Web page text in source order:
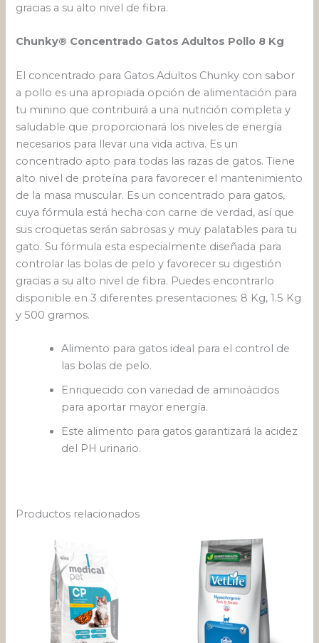
gracias a su alto nivel de fibra.
Chunky® Concentrado Gatos Adultos Pollo 8 Kg
El concentrado para Gatos Adultos Chunky con sabor
a pollo es una apropiada opción de alimentación para
tu minino que contribuirá a una nutrición completa y
saludable que proporcionará los niveles de energía
necesarios para llevar una vida activa. Es un
concentrado apto para todas las razas de gatos. Tiene
alto nivel de proteína para favorecer el mantenimiento
de la masa muscular. Es un concentrado para gatos,
cuya fórmula está hecha con carne de verdad, así que
sus croquetas serán sabrosas y muy palatables para tu
gato. Su fórmula esta especialmente diseñada para
controlar las bolas de pelo y favorecer su digestión
gracias a su alto nivel de fibra. Puedes encontrarlo
disponible en 3 diferentes presentaciones: 8 Kg, 1.5 Kg
y 500 gramos.
Alimento para gatos ideal para el control de
las bolas de pelo.
Enriquecido con variedad de aminoácidos
para aportar mayor energía.
Este alimento para gatos garantizará la acidez
del PH urinario.
Productos relacionados